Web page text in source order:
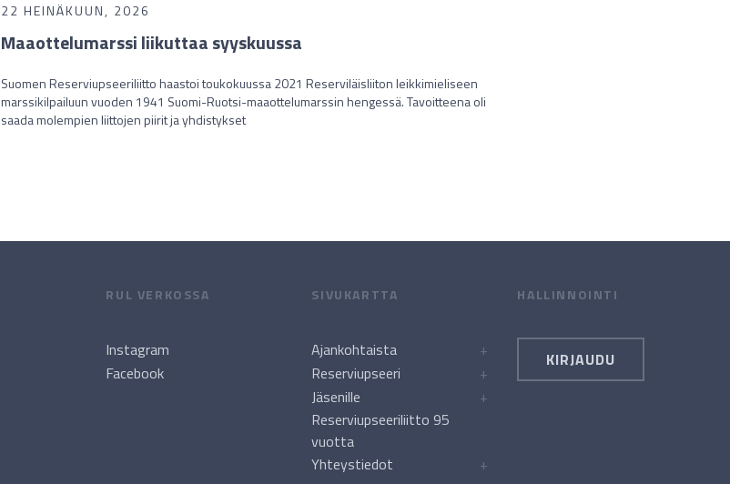
22 HEINÄKUUN, 2026
Maaottelumarssi liikuttaa syyskuussa
Suomen Reserviupseeriliitto haastoi toukokuussa 2021 Reserviläisliiton leikkimieliseen
marssikilpailuun vuoden 1941 Suomi-Ruotsi-maaottelumarssin hengessä. Tavoitteena oli
saada molempien liittojen piirit ja yhdistykset
RUL VERKOSSA
Instagram
Facebook
SIVUKARTTA
Ajankohtaista
+
Reserviupseeri
+
Jäsenille
+
Reserviupseeriliitto 95
vuotta
Yhteystiedot
+
HALLINNOINTI
KIRJAUDU